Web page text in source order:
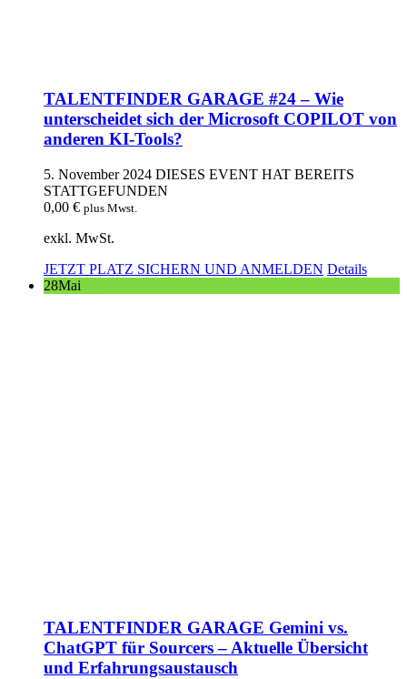
TALENTFINDER GARAGE #24 – Wie
unterscheidet sich der Microsoft COPILOT von
anderen KI-Tools?
5. November 2024 DIESES EVENT HAT BEREITS
STATTGEFUNDEN
0,00 € plus Mwst.
exkl. MwSt.
JETZT PLATZ SICHERN UND ANMELDEN Details
28Mai
TALENTFINDER GARAGE Gemini vs.
ChatGPT für Sourcers – Aktuelle Übersicht
und Erfahrungsaustausch